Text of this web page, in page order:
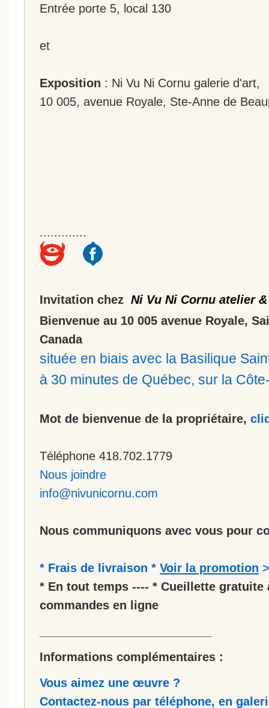
Entrée porte 5, local 130
et
Exposition : Ni Vu Ni Cornu galerie d'art,
10 005, avenue Royale, Ste-Anne de
.............
Invitation chez Ni Vu Ni Cornu atelier
Bienvenue au 10 005 avenue Royale,
Canada
située en biais avec la Basilique
à 30 minutes de Québec, sur la
Mot de bienvenue de la propriétaire,
Téléphone 418.702.1779
Nous joindre
info@nivunicornu.com
Nous communiquons avec vous pour
* Frais de livraison * Voir la promotion >
* En tout temps ---- * Cueillette gratuite
commandes en ligne
Informations complémentaires :
Vous aimez une œuvre ?
Contactez-nous par téléphone, en